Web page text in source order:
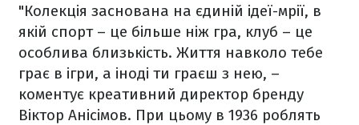
"Колекція заснована на єдиній ідеї-мрії, в
якій спорт – це більше ніж гра, клуб – це
особлива близькість. Життя навколо тебе
грає в ігри, а іноді ти граєш з нею, –
коментує креативний директор бренду
Віктор Анісімов. При цьому в 1936 роблять